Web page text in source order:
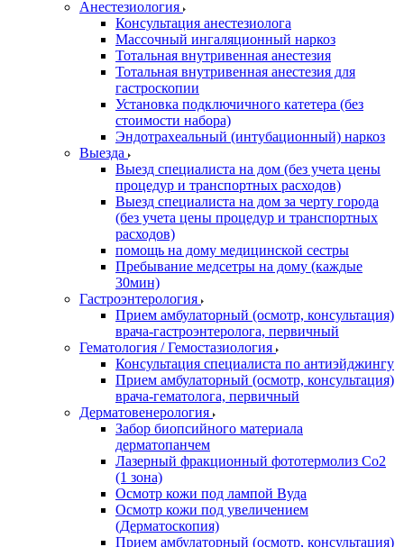
Анестезиология
Консультация анестезиолога
Массочный ингаляционный наркоз
Тотальная внутривенная анестезия
Тотальная внутривенная анестезия для
гастроскопии
Установка подключичного катетера (без
стоимости набора)
Эндотрахеальный (интубационный) наркоз
Выезда
Выезд специалиста на дом (без учета цены
процедур и транспортных расходов)
Выезд специалиста на дом за черту города
(без учета цены процедур и транспортных
расходов)
помощь на дому медицинской сестры
Пребывание медсетры на дому (каждые
30мин)
Гастроэнтерология
Прием амбулаторный (осмотр, консультация)
врача-гастроэнтеролога, первичный
Гематология / Гемостазиология
Консультация специалиста по антиэйджингу
Прием амбулаторный (осмотр, консультация)
врача-гематолога, первичный
Дерматовенерология
Забор биопсийного материала
дерматопанчем
Лазерный фракционный фототермолиз Со2
(1 зона)
Осмотр кожи под лампой Вуда
Осмотр кожи под увеличением
(Дерматоскопия)
Прием амбулаторный (осмотр, консультация)